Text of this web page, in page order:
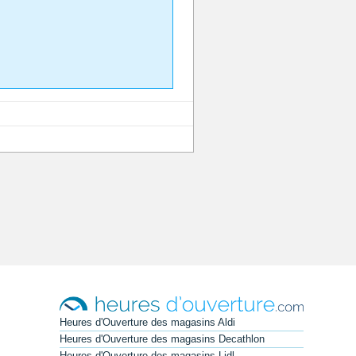
Heures d'Ouverture des magasins Aldi
Heures d'Ouverture des magasins Decathlon